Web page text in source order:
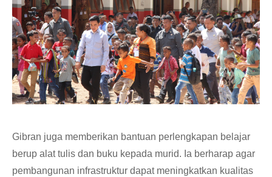
Gibran juga memberikan bantuan perlengkapan belajar
berup alat tulis dan buku kepada murid. Ia berharap agar
pembangunan infrastruktur dapat meningkatkan kualitas